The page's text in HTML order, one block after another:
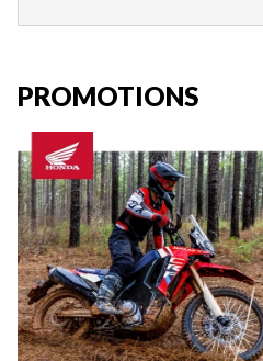
PROMOTIONS